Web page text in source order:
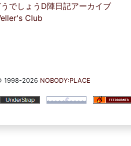
でしょうD陣日記アーカイブ
Club
1998-2026 NOBODY:PLACE